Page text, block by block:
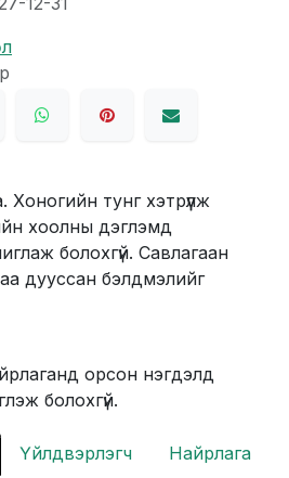
Хоногийн тунг хэтрүүлж
хоолны дэглэмд
болохгүй. Савлагаан
дууссан бэлдмэлийг
орсон нэгдэлд
болохгүй.
Үйлдвэрлэгч Найрлага